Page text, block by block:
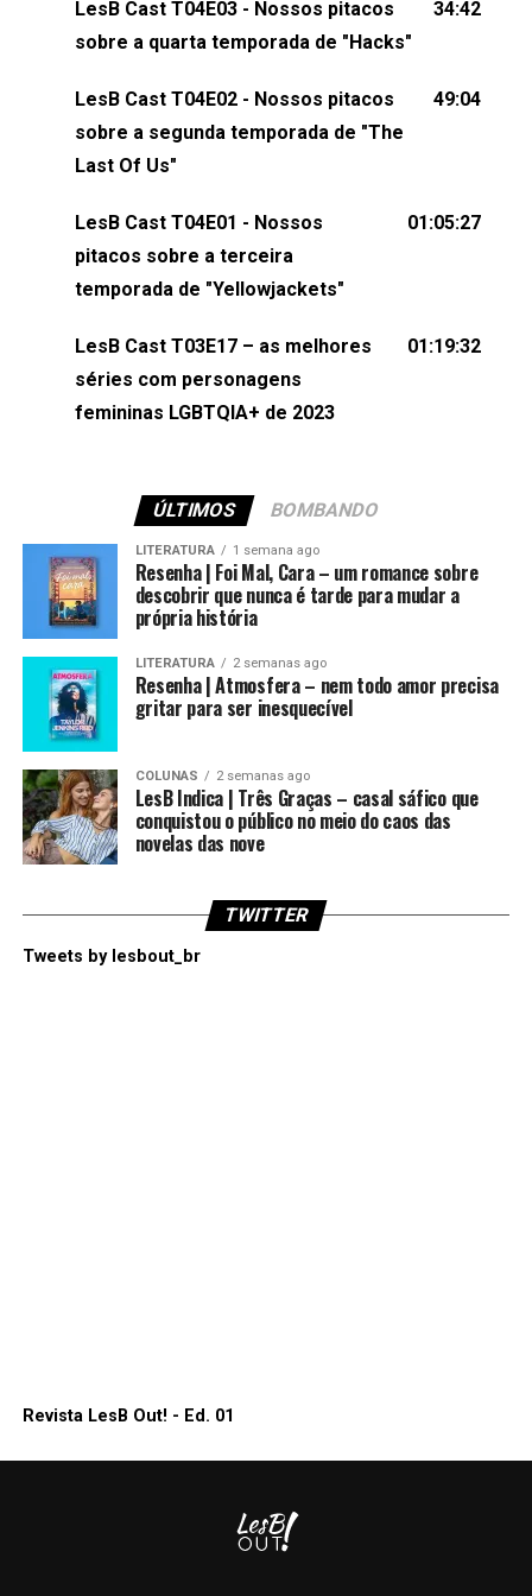
comentários, perguntas ou qualquer outra coisa,
nos envie uma mensagem pelas redes sociais ou
esqueça de visitar nosso site e também redes
sociais:Twitter: ⁠⁠⁠⁠@lesbout_br⁠⁠⁠⁠ Instagram: ⁠⁠⁠⁠@lesbout_br⁠⁠⁠⁠
(⁠⁠⁠⁠⁠⁠@KarolenPassos⁠⁠⁠⁠⁠⁠)Participação de Bruna Fentanes
(⁠⁠⁠⁠@brunarfentanes⁠⁠⁠⁠) e Pollyelly FlorêncioEdição de
Naiady Machado
LesB Cast T04E03 - Nossos pitacos
sobre a quarta temporada de "Hacks"
34:42
LesB Cast T04E02 - Nossos pitacos
sobre a segunda temporada de "The
Last Of Us"
49:04
LesB Cast T04E01 - Nossos
pitacos sobre a terceira
temporada de "Yellowjackets"
01:05:27
LesB Cast T03E17 – as melhores
séries com personagens
femininas LGBTQIA+ de 2023
01:19:32
ÚLTIMOS BOMBANDO
LITERATURA 1 semana ago
Resenha | Foi Mal, Cara – um romance sobre
descobrir que nunca é tarde para mudar a
própria história
LITERATURA 2 semanas ago
Resenha | Atmosfera – nem todo amor precisa
gritar para ser inesquecível
COLUNAS 2 semanas ago
LesB Indica | Três Graças – casal sáfico que
conquistou o público no meio do caos das
novelas das nove
TWITTER
Tweets by lesbout_br
Revista LesB Out! - Ed. 01